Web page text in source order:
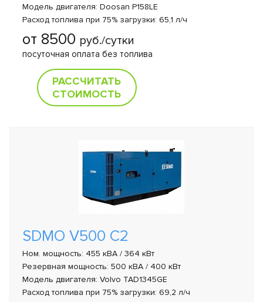
Модель двигателя: Doosan P158LE
Расход топлива при 75% загрузки: 65,1 л/ч
от 8500 руб./сутки
посуточная оплата без топлива
РАССЧИТАТЬ
СТОИМОСТЬ
SDMO V500 C2
Ном. мощность: 455 кВА / 364 кВт
Резервная мощность: 500 кВА / 400 кВт
Модель двигателя: Volvo TAD1345GE
Расход топлива при 75% загрузки: 69,2 л/ч